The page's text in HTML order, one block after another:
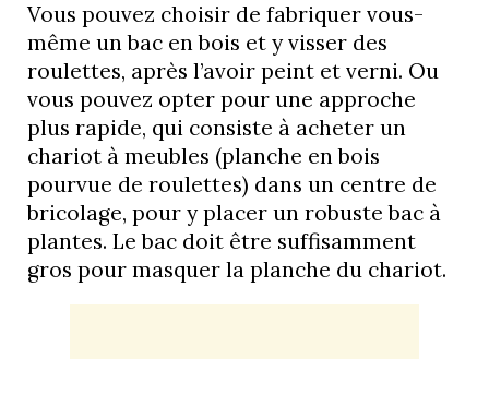
Vous pouvez choisir de fabriquer vous-
même un bac en bois et y visser des
roulettes, après l’avoir peint et verni. Ou
vous pouvez opter pour une approche
plus rapide, qui consiste à acheter un
chariot à meubles (planche en bois
pourvue de roulettes) dans un centre de
bricolage, pour y placer un robuste bac à
plantes. Le bac doit être suffisamment
gros pour masquer la planche du chariot.